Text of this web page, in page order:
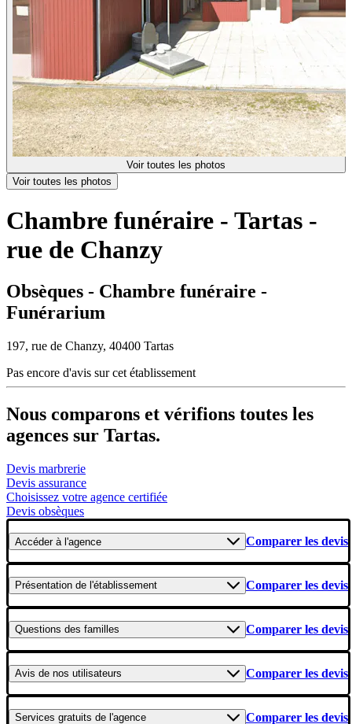
Voir toutes les photos
Voir toutes les photos
Chambre funéraire - Tartas -
rue de Chanzy
Obsèques - Chambre funéraire -
Funérarium
197, rue de Chanzy, 40400 Tartas
Pas encore d'avis sur cet établissement
Nous comparons et vérifions toutes les
agences sur Tartas.
Devis marbrerie
Devis assurance
Choisissez votre agence certifiée
Devis obsèques
Accéderà l'agence Comparer les devis
Présentation de l'établissement Comparer les devis
Questions des familles Comparer les devis
Avis de nos utilisateurs Comparer les devis
Services gratuits de l'agence Comparer les devis